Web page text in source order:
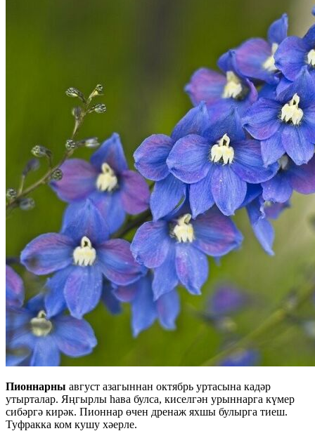
Пионнарны август азагыннан октябрь уртасына кадәр
утырталар. Яңгырлы һава булса, киселгән урыннарга күмер
сибәргә кирәк. Пионнар өчен дренаж яхшы булырга тиеш.
Туфракка ком кушу хәерле.